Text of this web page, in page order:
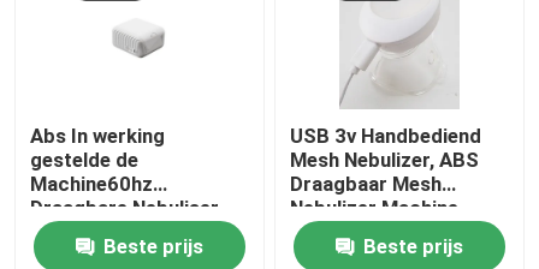
Abs In werking
gestelde de
Machine60hz
Draagbare Nebuliser
Batterij van de Metaal
Navulbare Verstuiver
Beste prijs
USB 3v Handbediend
Mesh Nebulizer, ABS
Draagbaar Mesh
Nebulizer Machine
Beste prijs